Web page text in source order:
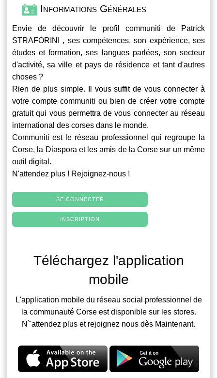
Informations Générales
Envie de découvrir le profil communiti de Patrick
STRAFORINI , ses compétences, son expérience, ses
études et formation, ses langues parlées, son secteur
d'activité, sa ville et pays de résidence et tant d'autres
choses ?
Rien de plus simple. Il vous suffit de vous connecter à
votre compte communiti ou bien de créer votre compte
gratuit qui vous permettra de vous connecter au réseau
international des corses dans le monde.
Communiti est le réseau professionnel qui regroupe la
Corse, la Diaspora et les amis de la Corse sur un même
outil digital.
N'attendez plus ! Rejoignez-nous !
SE CONNECTER
INSCRIPTION
Téléchargez l'application
mobile
L'application mobile du réseau social professionnel de
la communauté Corse est disponible sur les stores.
N`'attendez plus et rejoignez nous dès Maintenant.